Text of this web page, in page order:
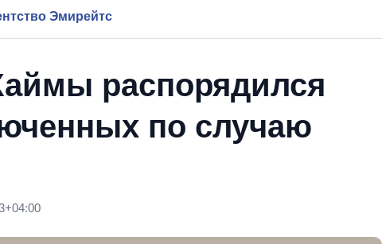
Эмирейтс
распорядился
по случаю